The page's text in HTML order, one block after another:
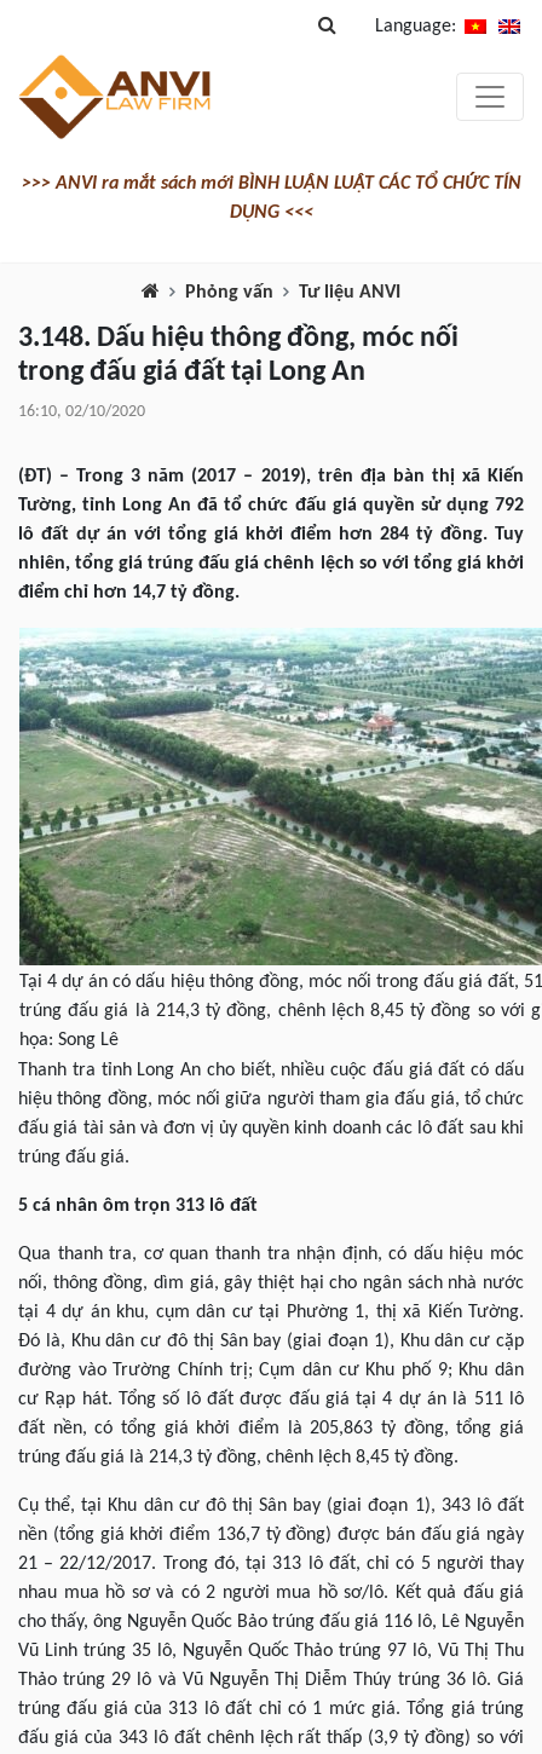
Language:
>>> ANVI ra mắt sách mới BÌNH LUẬN LUẬT CÁC TỔ CHỨC TÍN
DỤNG <<<
Phỏng vấn Tư liệu ANVI
3.148. Dấu hiệu thông đồng, móc nối
trong đấu giá đất tại Long An
16:10, 02/10/2020
(ĐT) – Trong 3 năm (2017 – 2019), trên địa bàn thị xã Kiến
Tường, tỉnh Long An đã tổ chức đấu giá quyền sử dụng 792
lô đất dự án với tổng giá khởi điểm hơn 284 tỷ đồng. Tuy
nhiên, tổng giá trúng đấu giá chênh lệch so với tổng giá khởi
điểm chỉ hơn 14,7 tỷ đồng.
Tại 4 dự án có dấu hiệu thông đồng, móc nối trong đấu giá đất,
trúng đấu giá là 214,3 tỷ đồng, chênh lệch 8,45 tỷ đồng so với
họa: Song Lê
Thanh tra tỉnh Long An cho biết, nhiều cuộc đấu giá đất có dấu
hiệu thông đồng, móc nối giữa người tham gia đấu giá, tổ chức
đấu giá tài sản và đơn vị ủy quyền kinh doanh các lô đất sau khi
trúng đấu giá.
5 cá nhân ôm trọn 313 lô đất
Qua thanh tra, cơ quan thanh tra nhận định, có dấu hiệu móc
nối, thông đồng, dìm giá, gây thiệt hại cho ngân sách nhà nước
tại 4 dự án khu, cụm dân cư tại Phường 1, thị xã Kiến Tường.
Đó là, Khu dân cư đô thị Sân bay (giai đoạn 1), Khu dân cư cặp
đường vào Trường Chính trị; Cụm dân cư Khu phố 9; Khu dân
cư Rạp hát. Tổng số lô đất được đấu giá tại 4 dự án là 511 lô
đất nền, có tổng giá khởi điểm là 205,863 tỷ đồng, tổng giá
trúng đấu giá là 214,3 tỷ đồng, chênh lệch 8,45 tỷ đồng.
Cụ thể, tại Khu dân cư đô thị Sân bay (giai đoạn 1), 343 lô đất
nền (tổng giá khởi điểm 136,7 tỷ đồng) được bán đấu giá ngày
21 – 22/12/2017. Trong đó, tại 313 lô đất, chỉ có 5 người thay
nhau mua hồ sơ và có 2 người mua hồ sơ/lô. Kết quả đấu giá
cho thấy, ông Nguyễn Quốc Bảo trúng đấu giá 116 lô, Lê Nguyễn
Vũ Linh trúng 35 lô, Nguyễn Quốc Thảo trúng 97 lô, Vũ Thị Thu
Thảo trúng 29 lô và Vũ Nguyễn Thị Diễm Thúy trúng 36 lô. Giá
trúng đấu giá của 313 lô đất chỉ có 1 mức giá. Tổng giá trúng
đấu giá của 343 lô đất chênh lệch rất thấp (3,9 tỷ đồng) so với